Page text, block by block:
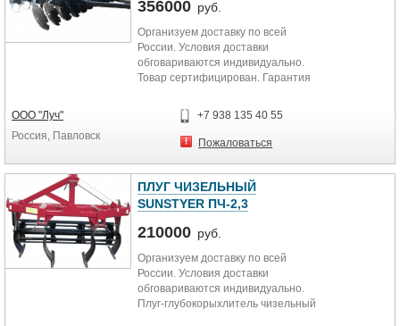
356000 руб.
Организуем доставку по всей
России. Условия доставки
обговариваются индивидуально.
Товар сертифицирован. Гарантия
ООО "Луч"
Россия, Павловск
+7 938 135 40 55
Пожаловаться
ПЛУГ ЧИЗЕЛЬНЫЙ
SUNSTYER ПЧ-2,3
210000 руб.
Организуем доставку по всей
России. Условия доставки
обговариваются индивидуально.
Плуг-глубокорыхлитель чизельный